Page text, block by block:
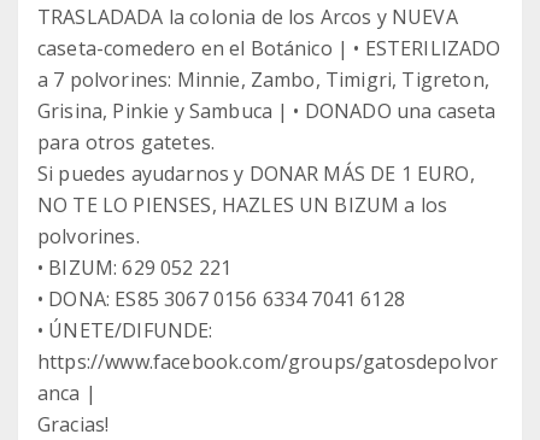
TRASLADADA la colonia de los Arcos y NUEVA
caseta-comedero en el Botánico | • ESTERILIZADO
a 7 polvorines: Minnie, Zambo, Timigri, Tigreton,
Grisina, Pinkie y Sambuca | • DONADO una caseta
para otros gatetes.
Si puedes ayudarnos y DONAR MÁS DE 1 EURO,
NO TE LO PIENSES, HAZLES UN BIZUM a los
polvorines.
• BIZUM: 629 052 221
• DONA: ES85 3067 0156 6334 7041 6128
• ÚNETE/DIFUNDE:
https://www.facebook.com/groups/gatosdepolvor
anca |
Gracias!